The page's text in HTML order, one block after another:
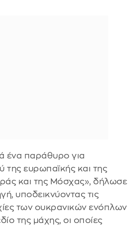
ένα παράθυρο για
της ευρωπαϊκής και της
και της Μόσχας», δήλωσε
υποδεικνύοντας τις
των ουκρανικών ενόπλων
της μάχης, οι οποίες